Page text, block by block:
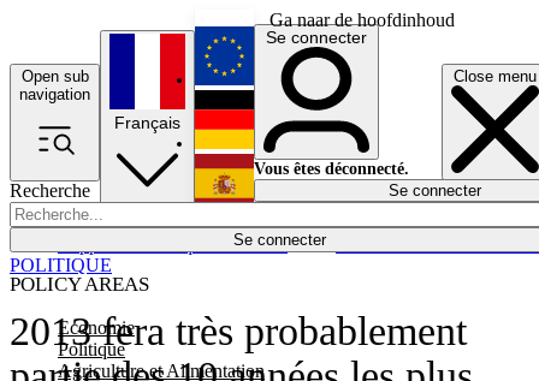
Ga naar de hoofdinhoud
Open sub
navigation
Close menu
Recherche
Se connecter
POLICY AREAS
Economie
Politique
Agriculture et Alimentation
Économie
Français
English
Deutsch
Español
Se connecter
Vous êtes déconnecté.
Se connecter
2013 fera très probablement
POLITIQUE